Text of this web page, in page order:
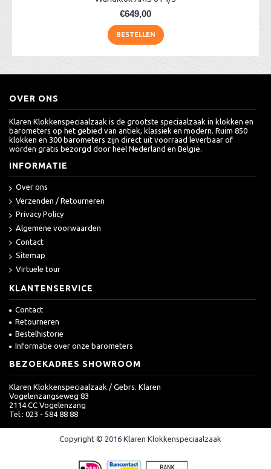
€649,00
BESTELLEN
OVER ONS
Klaren Klokkenspeciaalzaak is de grootste speciaalzaak in klokken en
barometers op het gebied van antiek, klassiek en modern. Ruim 850
klokken en 300 barometers zijn direct uit voorraad leverbaar of
worden gratis bezorgd door heel Nederland en België.
INFORMATIE
Over ons
Verzenden / Retourneren
Privacy Policy
Algemene voorwaarden
Contact
Sitemap
Virtuele tour
KLANTENSERVICE
Contact
Retourneren
Bestelhistorie
Informatie over onze barometers
BEZOEKADRES SHOWROOM
Klaren Klokkenspeciaalzaak / Gebrs. Klaren
Vogelenzangseweg 83
2114 CC Vogelenzang
Tel.: 023 - 584 88 88
Copyright © 2016 Klaren Klokkenspeciaalzaak